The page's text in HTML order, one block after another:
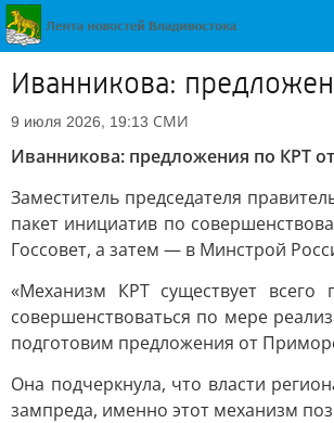
Иванникова:
9 июля 2026, 19:13 СМИ
Иванникова: предложения по КРТ
Заместитель председателя
пакет инициатив по
Госсовет, а затем — в Минстрой
«Механизм КРТ существует
совершенствоваться по мере
подготовим предложения от
Она подчеркнула, что власти
зампреда, именно этот механизм